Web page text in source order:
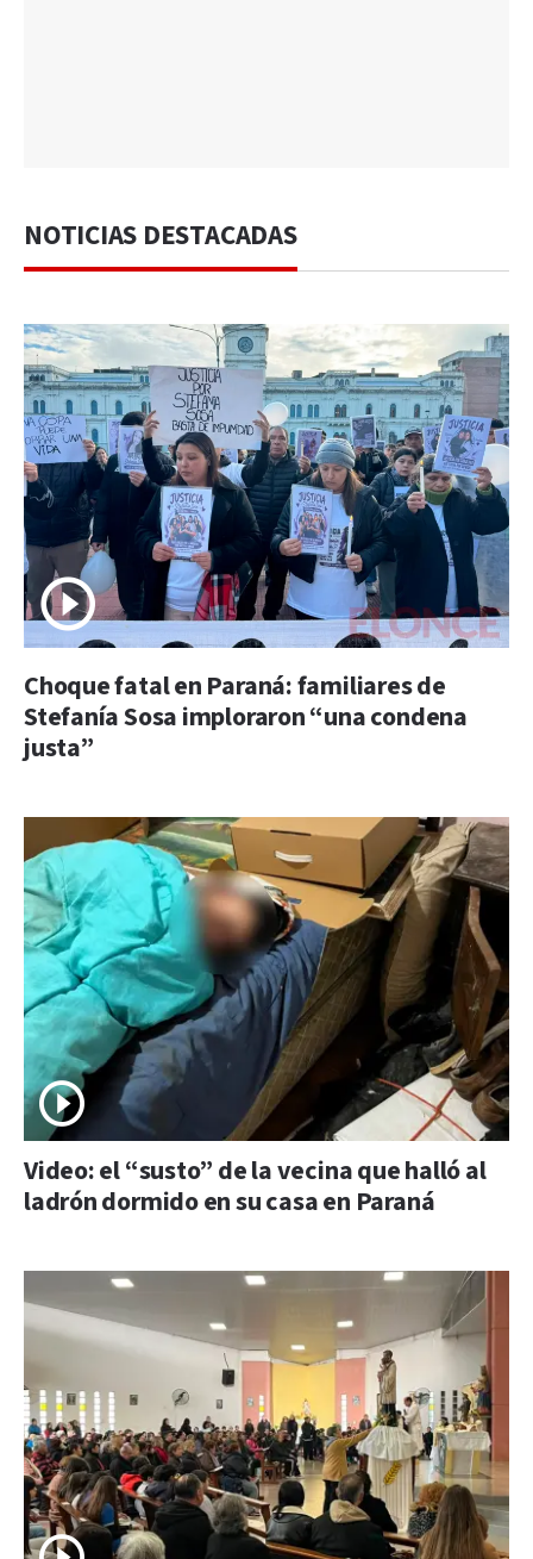
NOTICIAS DESTACADAS
Choque fatal en Paraná: familiares de
Stefanía Sosa imploraron “una condena
justa”
Video: el “susto” de la vecina que halló al
ladrón dormido en su casa en Paraná